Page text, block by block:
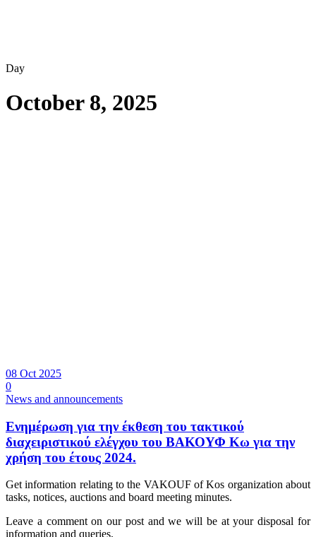
Day
October 8, 2025
08 Oct 2025
0
News and announcements
Ενημέρωση για την έκθεση του τακτικού
διαχειριστικού ελέγχου του ΒΑΚΟΥΦ Κω για την
χρήση του έτους 2024.
Get information relating to the VAKOUF of Kos organization about
tasks, notices, auctions and board meeting minutes.
Leave a comment on our post and we will be at your disposal for
information and queries.